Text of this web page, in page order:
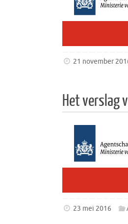
21 november
Het verslag
23 mei 2016